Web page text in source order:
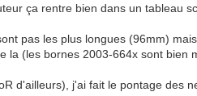
ça rentre bien dans un tableau
pas les plus longues (96mm)
la (les bornes 2003-664x sont bien
d'ailleurs), j'ai fait le pontage des